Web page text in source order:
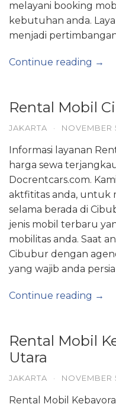
melayani booking
kebutuhan anda.
menjadi
Continue reading →
Rental Mobil
JAKARTA · NOVEMBER
Informasi layanan
harga sewa
Docrentcars.com.
aktfititas anda, untuk
selama berada di
jenis mobil terbaru
mobilitas anda. Saat
Cibubur dengan
yang wajib anda
Continue reading →
Rental Mobil
Utara
JAKARTA · NOVEMBER
Rental Mobil